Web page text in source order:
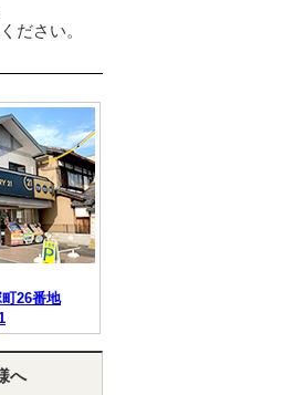
ださい。
26番地
へ